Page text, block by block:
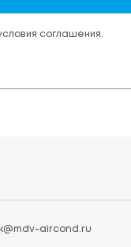
соглашения.
aircond.ru